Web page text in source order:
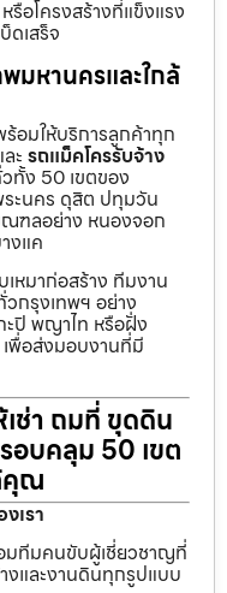
รือโครงสร้างที่แข็งแรง
ดเสร็จ
หานครและใกล้
ร้อมให้บริการลูกค้าทุก
ะ รถแม็คโครรับจ้าง
ทั้ง 50 เขตของ
ระนคร ดุสิต ปทุมวัน
ฑลอย่าง หนองจอก
งแค
เหมาก่อสร้าง ทีมงาน
กรุงเทพฯ อย่าง
ะปิ พญาไท หรือฝั่ง
เพื่อส่งมอบงานที่มี
เช่า ถมที่ ขุดดิน
อบคลุม 50 เขต
คุณ
เรา
มทีมคนขับผู้เชี่ยวชาญที่
งและงานดินทุกรูปแบบ